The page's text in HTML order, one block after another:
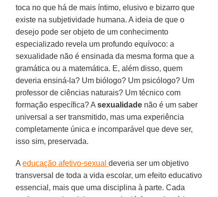
toca no que há de mais íntimo, elusivo e bizarro que
existe na subjetividade humana. A ideia de que o
desejo pode ser objeto de um conhecimento
especializado revela um profundo equívoco: a
sexualidade não é ensinada da mesma forma que a
gramática ou a matemática. E, além disso, quem
deveria ensiná-la? Um biólogo? Um psicólogo? Um
professor de ciências naturais? Um técnico com
formação específica? Asexualidade não é um saber
universal a ser transmitido, mas uma experiência
completamente única e incomparável que deve ser,
isso sim, preservada.
Aeducação afetivo-sexualdeveria ser um objetivo
transversal de toda a vida escolar, um efeito educativo
essencial, mais que uma disciplina à parte. Cada